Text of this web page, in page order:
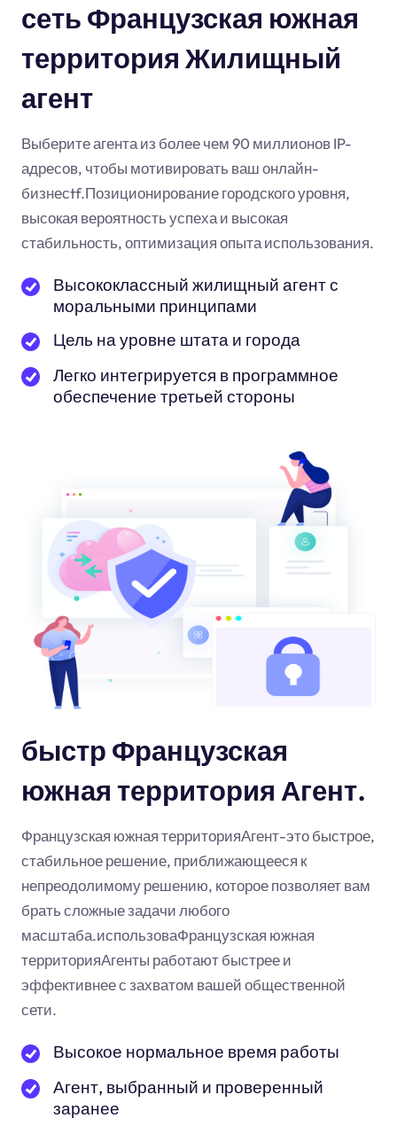
сеть Французская южная
территория Жилищный
агент
Выберите агента из более чем 90 миллионов IP-
адресов, чтобы мотивировать ваш онлайн-
бизнесtf.Позиционирование городского уровня,
высокая вероятность успеха и высокая
стабильность, оптимизация опыта использования.
Высококлассный жилищный агент с
моральными принципами
Цель на уровне штата и города
Легко интегрируется в программное
обеспечение третьей стороны
быстр Французская
южная территория Агент.
Французская южная территорияАгент-это быстрое,
стабильное решение, приближающееся к
непреодолимому решению, которое позволяет вам
брать сложные задачи любого
масштаба.использоваФранцузская южная
территорияАгенты работают быстрее и
эффективнее с захватом вашей общественной
сети.
Высокое нормальное время работы
Агент, выбранный и проверенный
заранее